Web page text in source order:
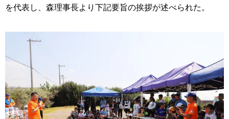
を代表し、森理事長より下記要旨の挨拶が述べられた。